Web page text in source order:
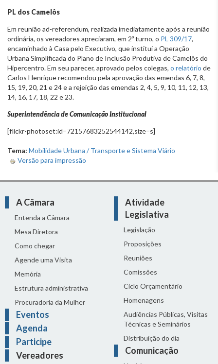
PL dos Camelôs
Em reunião ad-referendum, realizada imediatamente após a reunião
ordinária, os vereadores apreciaram, em 2º turno, o PL 309/17,
encaminhado à Casa pelo Executivo, que institui a Operação
Urbana Simplificada do Plano de Inclusão Produtiva de Camelôs do
Hipercentro. Em seu parecer, aprovado pelos colegas, o relatório de
Carlos Henrique recomendou pela aprovação das emendas 6, 7, 8,
15, 19, 20, 21 e 24 e a rejeição das emendas 2, 4, 5, 9, 10, 11, 12, 13,
14, 16, 17, 18, 22 e 23.
Superintendência de Comunicação Institucional
[flickr-photoset:id=72157683252544142,size=s]
Tema: Mobilidade Urbana / Transporte e Sistema Viário
Versão para impressão
A Câmara
Entenda a Câmara
Mesa Diretora
Como chegar
Agende uma Visita
Memória
Estrutura administrativa
Procuradoria da Mulher
Eventos
Agenda
Participe
Vereadores
Atividade
Legislativa
Legislação
Proposições
Reuniões
Comissões
Ciclo Orçamentário
Homenagens
Audiências Públicas, Visitas
Técnicas e Seminários
Distribuição do dia
Comunicação